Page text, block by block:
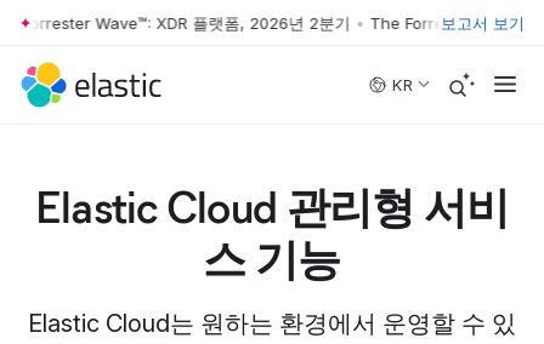
Skip to main content
Wave™: XDR 플랫폼, 2026년 2분기 • The Forrester Wave™: XDR
보고서 보기
KR
Elastic Cloud 관리형 서비
스 기능
Elastic Cloud는 원하는 환경에서 운영할 수 있